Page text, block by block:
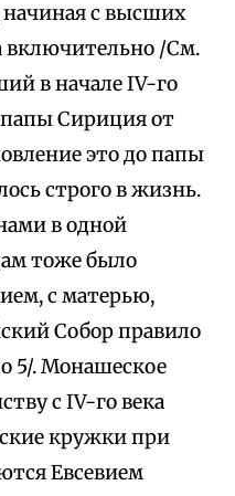
начиная с высших
включительно /См.
в начале IV-го
папы Сириция от
это до папы
строго в жизнь.
в одной
тоже было
с матерью,
Собор правило
5/. Монашеское
с IV-го века
кружки при
Евсевием